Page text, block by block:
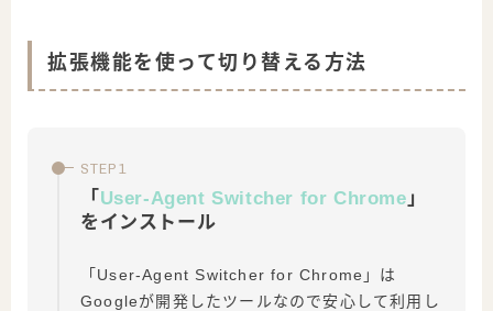
拡張機能を使って切り替える方法
「 User-Agent Switcher for Chrome 」
をインストール
「User-Agent Switcher for Chrome」は
Googleが開発したツールなので安心して利用し